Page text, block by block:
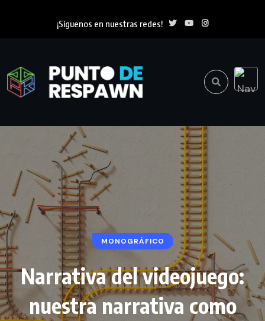
¡Síguenos en nuestras redes!
MONOGRÁFICO
Narrativa del videojuego:
nuestra narrativa como